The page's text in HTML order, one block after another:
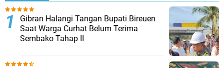
Gibran Halangi Tangan Bupati Bireuen
Saat Warga Curhat Belum Terima
Sembako Tahap II